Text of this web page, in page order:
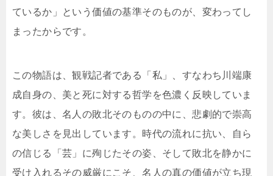
ているか」という価値の基準そのものが、変わってし
まったからです。
この物語は、観戦記者である「私」、すなわち川端康
成自身の、美と死に対する哲学を色濃く反映していま
す。彼は、名人の敗北そのものの中に、悲劇的で崇高
な美しさを見出しています。時代の流れに抗い、自ら
の信じる「芸」に殉じたその姿、そして敗北を静かに
受け入れるその威厳にこそ、名人の真の価値が立ち現